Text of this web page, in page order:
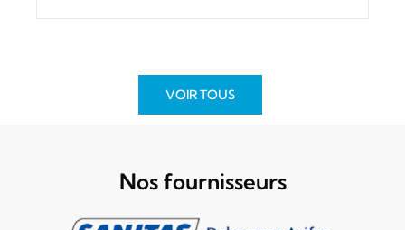
VOIR TOUS
Nos fournisseurs